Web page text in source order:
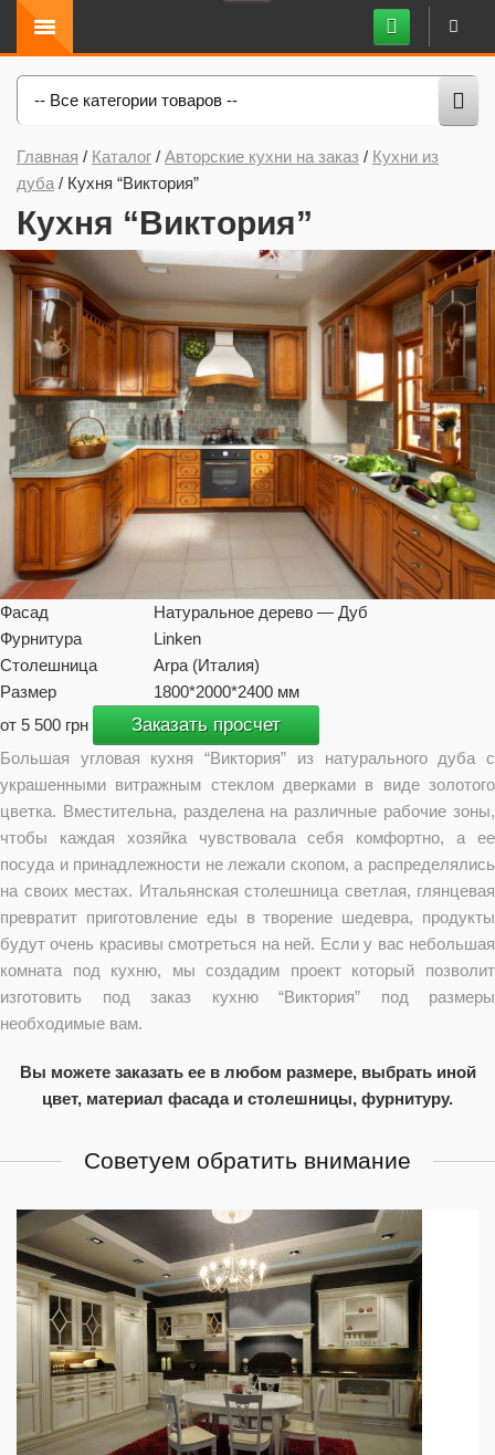
-- Все категории товаров --
Главная / Каталог / Авторские кухни на заказ / Кухни из
дуба / Кухня “Виктория”
Кухня “Виктория”
Фасад
Натуральное дерево — Дуб
Фурнитура
Linken
Столешница
Arpa (Италия)
Размер
1800*2000*2400 мм
от 5 500 грн
Заказать просчет
Большая угловая кухня “Виктория” из натурального дуба с
украшенными витражным стеклом дверками в виде золотого
цветка. Вместительна, разделена на различные рабочие зоны,
чтобы каждая хозяйка чувствовала себя комфортно, а ее
посуда и принадлежности не лежали скопом, а распределялись
на своих местах. Итальянская столешница светлая, глянцевая
превратит приготовление еды в творение шедевра, продукты
будут очень красивы смотреться на ней. Если у вас небольшая
комната под кухню, мы создадим проект который позволит
изготовить под заказ кухню “Виктория” под размеры
необходимые вам.
Вы можете заказать ее в любом размере, выбрать иной
цвет, материал фасада и столешницы, фурнитуру.
Советуем обратить внимание